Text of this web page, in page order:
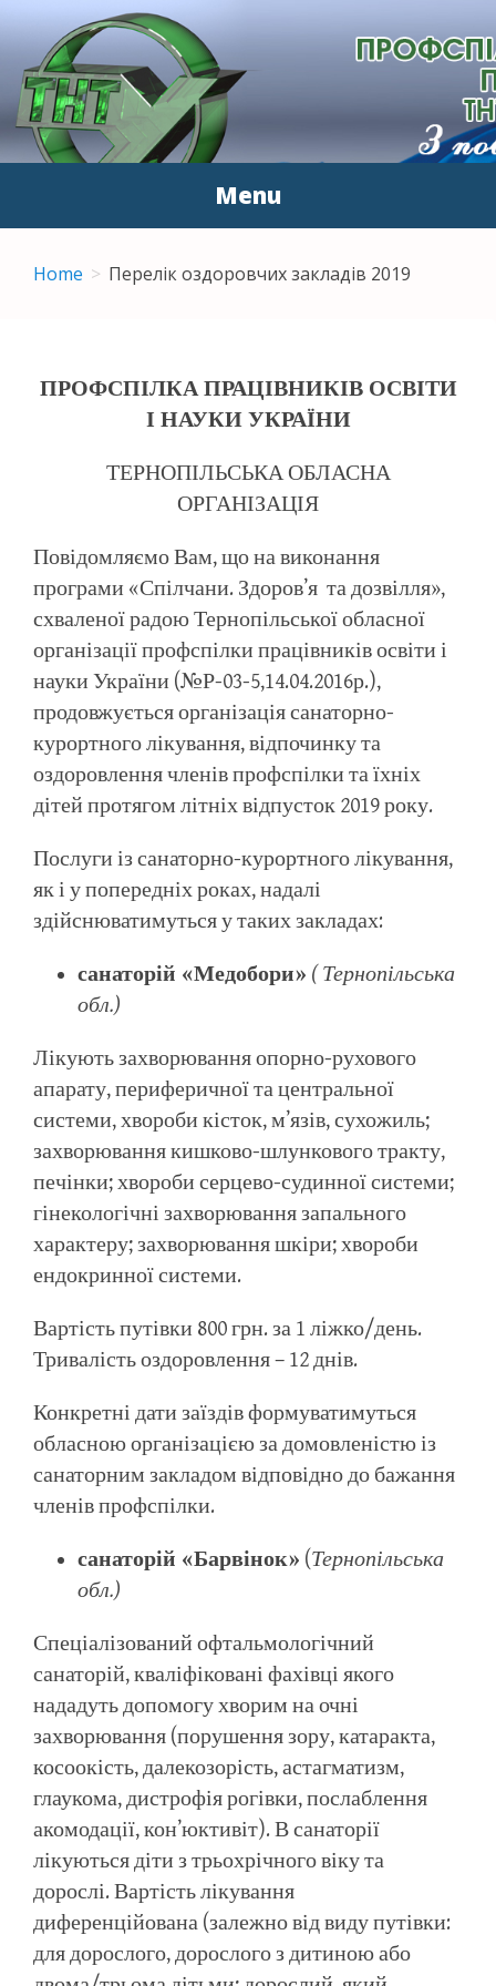
ПЕРВИННА
ПРОФСПІЛКОВА
ОРГАНІЗАЦІЯ
ПРАЦІВНИКІВ ТНТУ ІМ.
І.ПУЛЮЯ
З повагою до людей
Menu
Home Перелік оздоровчих закладів 2019
ПРОФСПІЛКА ПРАЦІВНИКІВ ОСВІТИ
І НАУКИ УКРАЇНИ
ТЕРНОПІЛЬСЬКА ОБЛАСНА
ОРГАНІЗАЦІЯ
Повідомляємо Вам, що на виконання
програми «Спілчани. Здоров’я та дозвілля»,
схваленої радою Тернопільської обласної
організації профспілки працівників освіти і
науки України (№Р-03-5,14.04.2016р.),
продовжується організація санаторно-
курортного лікування, відпочинку та
оздоровлення членів профспілки та їхніх
дітей протягом літніх відпусток 2019 року.
Послуги із санаторно-курортного лікування,
як і у попередніх роках, надалі
здійснюватимуться у таких закладах:
санаторій «Медобори» ( Тернопільська
обл.)
Лікують захворювання опорно-рухового
апарату, периферичної та центральної
системи, хвороби кісток, м’язів, сухожиль;
захворювання кишково-шлункового тракту,
печінки; хвороби серцево-судинної системи;
гінекологічні захворювання запального
характеру; захворювання шкіри; хвороби
ендокринної системи.
Вартість путівки 800 грн. за 1 ліжко/день.
Тривалість оздоровлення – 12 днів.
Конкретні дати заїздів формуватимуться
обласною організацією за домовленістю із
санаторним закладом відповідно до бажання
членів профспілки.
санаторій «Барвінок» (Тернопільська
обл.)
Спеціалізований офтальмологічний
санаторій, кваліфіковані фахівці якого
нададуть допомогу хворим на очні
захворювання (порушення зору, катаракта,
косоокість, далекозорість, астагматизм,
глаукома, дистрофія рогівки, послаблення
акомодації, кон’юктивіт). В санаторії
лікуються діти з трьохрічного віку та
дорослі. Вартість лікування
диференційована (залежно від виду путівки:
для дорослого, дорослого з дитиною або